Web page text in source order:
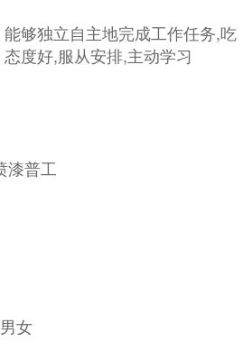
够独立自主地完成工作任务,吃
度好,服从安排,主动学习
漆普工
女